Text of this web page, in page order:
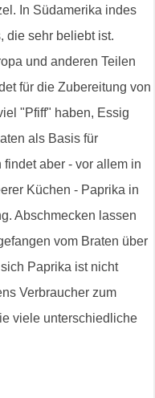
In Südamerika indes
die sehr beliebt ist.
und anderen Teilen
für die Zubereitung von
"Pfiff" haben, Essig
als Basis für
aber - vor allem in
Küchen - Paprika in
Abschmecken lassen
vom Braten über
Paprika ist nicht
Verbraucher zum
viele unterschiedliche